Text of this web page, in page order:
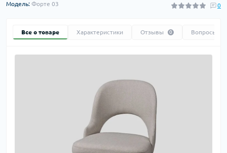
Модель: Форте 03 0
Все о товаре Характеристики Отзывы 0 Вопросы